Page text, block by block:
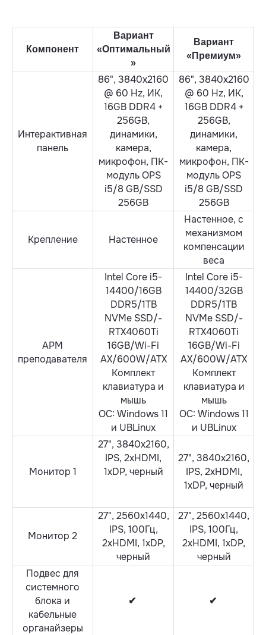
Компонент
Вариант
«Оптимальный
»
Вариант
«Премиум»
Интерактивная
панель
86", 3840x2160
@ 60 Hz, ИК,
16GB DDR4 +
256GB,
динамики,
камера,
микрофон, ПК-
модуль OPS
i5/8 GB/SSD
256GB
86", 3840x2160
@ 60 Hz, ИК,
16GB DDR4 +
256GB,
динамики,
камера,
микрофон, ПК-
модуль OPS
i5/8 GB/SSD
256GB
Крепление Настенное
Настенное, с
механизмом
компенсации
веса
АРМ
преподавателя
Intel Core i5-
14400/16GB
DDR5/1TB
NVMe SSD/­
RTX4060Ti
16GB/Wi-Fi
AX/­600W/­ATX
Комплект
клавиатура и
мышь
ОС: Windows 11
и UBLinux
Intel Core i5-
14400/32GB
DDR5/­1TB
NVMe SSD/­
RTX4060Ti
16GB/­Wi-Fi
AX/­600W/­ATX
Комплект
клавиатура и
мышь
ОС: Windows 11
и UBLinux
Монитор 1
27", 3840x2160,
IPS, 2хHDMI,
1хDP, черный
27", 3840x2160,
IPS, 2хHDMI,
1хDP, черный
Монитор 2
27", 2560x1440,
IPS, 100Гц,
2хHDMI, 1хDP,
черный
27", 2560x1440,
IPS, 100Гц,
2хHDMI, 1хDP,
черный
Подвес для
системного
блока и
кабельные
органайзеры
✔ ✔